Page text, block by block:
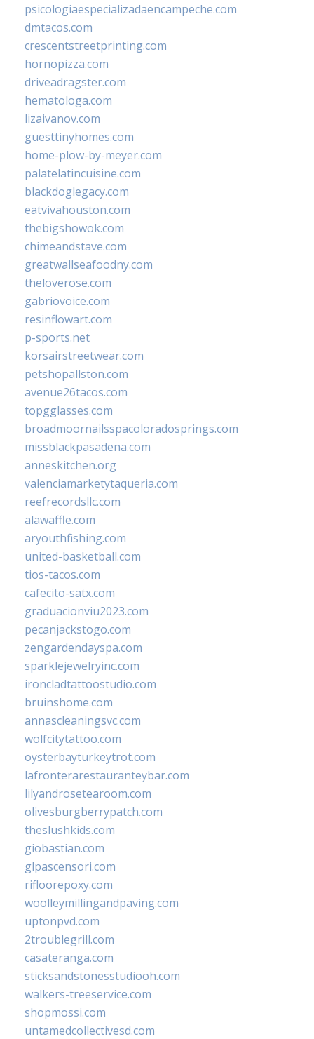
psicologiaespecializadaencampeche.com
dmtacos.com
crescentstreetprinting.com
hornopizza.com
driveadragster.com
hematologa.com
lizaivanov.com
guesttinyhomes.com
home-plow-by-meyer.com
palatelatincuisine.com
blackdoglegacy.com
eatvivahouston.com
thebigshowok.com
chimeandstave.com
greatwallseafoodny.com
theloverose.com
gabriovoice.com
resinflowart.com
p-sports.net
korsairstreetwear.com
petshopallston.com
avenue26tacos.com
topgglasses.com
broadmoornailsspacoloradosprings.com
missblackpasadena.com
anneskitchen.org
valenciamarketytaqueria.com
reefrecordsllc.com
alawaffle.com
aryouthfishing.com
united-basketball.com
tios-tacos.com
cafecito-satx.com
graduacionviu2023.com
pecanjackstogo.com
zengardendayspa.com
sparklejewelryinc.com
ironcladtattoostudio.com
bruinshome.com
annascleaningsvc.com
wolfcitytattoo.com
oysterbayturkeytrot.com
lafronterarestauranteybar.com
lilyandrosetearoom.com
olivesburgberrypatch.com
theslushkids.com
giobastian.com
glpascensori.com
rifloorepoxy.com
woolleymillingandpaving.com
uptonpvd.com
2troublegrill.com
casateranga.com
sticksandstonesstudiooh.com
walkers-treeservice.com
shopmossi.com
untamedcollectivesd.com